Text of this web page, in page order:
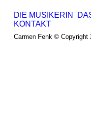
DIE MUSIKERIN
KONTAKT
Carmen Fenk © Copyright